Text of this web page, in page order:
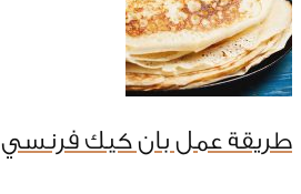
طريقة عمل بان كيك فرنسي